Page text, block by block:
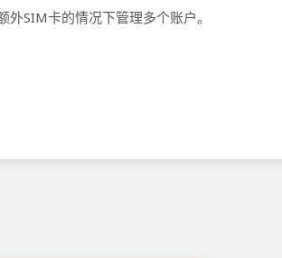
SIM卡的情况下管理多个账户。